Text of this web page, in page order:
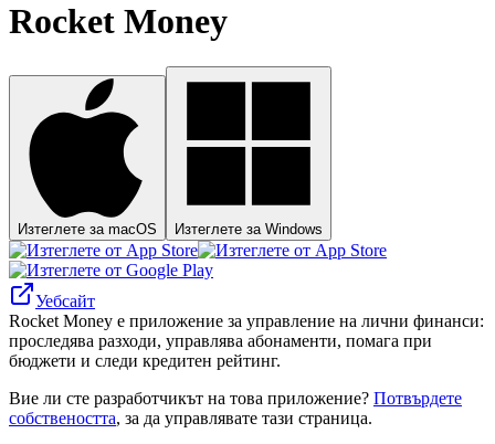
Rocket Money
Изтеглете за macOS Изтеглете за Windows
Уебсайт
Rocket Money е приложение за управление на лични финанси:
проследява разходи, управлява абонаменти, помага при
бюджети и следи кредитен рейтинг.
Вие ли сте разработчикът на това приложение? Потвърдете
собствеността, за да управлявате тази страница.